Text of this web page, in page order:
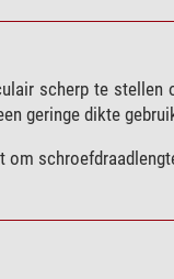
scherp te
geringe dikte